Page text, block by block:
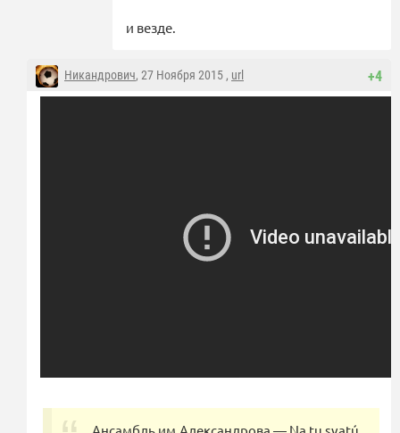
и везде.
+4
Никандрович, 27 Ноября 2015 , url